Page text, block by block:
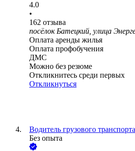
4.0
•
162 отзыва
посёлок Батецкий, улица
Оплата аренды жилья
Оплата профобучения
ДМС
Можно без резюме
Откликнитесь среди первых
Откликнуться
Водитель грузового транспорта
Без опыта